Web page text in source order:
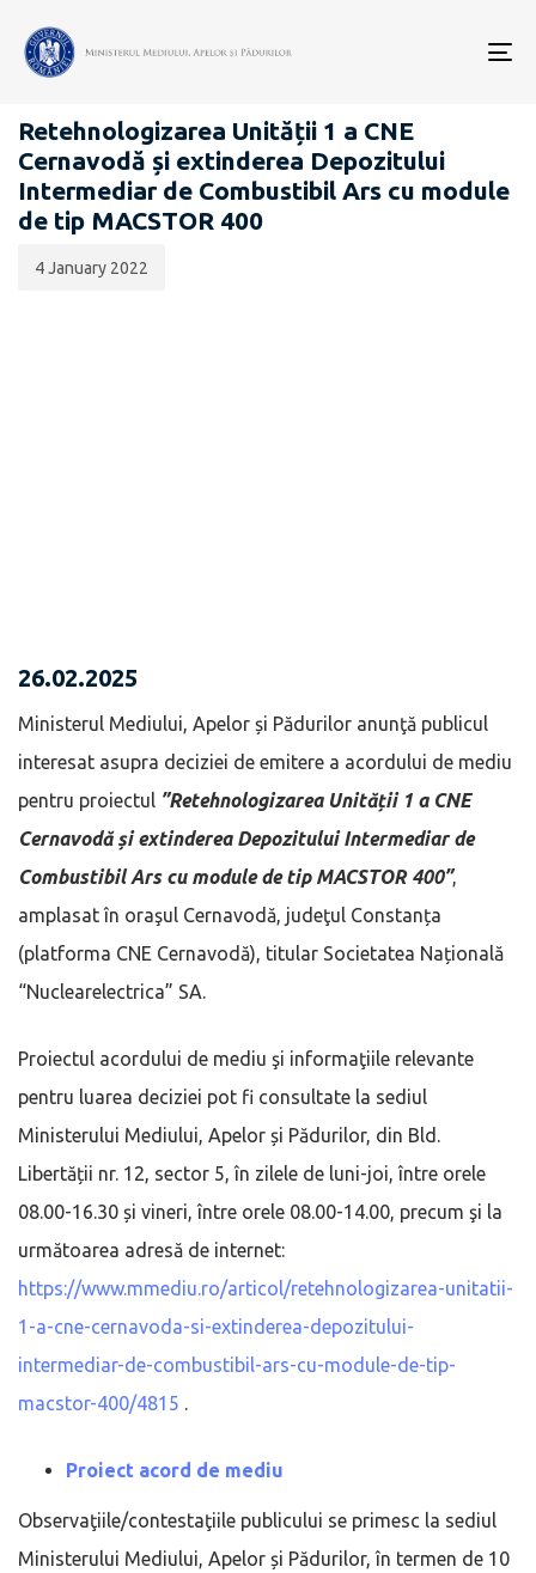
CENTRALA NUCLEARĂ CERNAVODĂ
Retehnologizarea Unității 1 a CNE
Cernavodă și extinderea Depozitului
Intermediar de Combustibil Ars cu module
de tip MACSTOR 400
publicării:
4 January 2022
26.02.2025
Ministerul Mediului, Apelor și Pădurilor anunţă publicul
interesat asupra deciziei de emitere a acordului de mediu
pentru proiectul ”Retehnologizarea Unității 1 a CNE
Cernavodă și extinderea Depozitului Intermediar de
Combustibil Ars cu module de tip MACSTOR 400”,
amplasat în oraşul Cernavodă, judeţul Constanța
(platforma CNE Cernavodă), titular Societatea Națională
“Nuclearelectrica” SA.
Proiectul acordului de mediu şi informaţiile relevante
pentru luarea deciziei pot fi consultate la sediul
Ministerului Mediului, Apelor și Pădurilor, din Bld.
Libertății nr. 12, sector 5, în zilele de luni-joi, între orele
08.00-16.30 și vineri, între orele 08.00-14.00, precum şi la
următoarea adresă de internet:
https://www.mmediu.ro/articol/retehnologizarea-unitatii-
1-a-cne-cernavoda-si-extinderea-depozitului-
intermediar-de-combustibil-ars-cu-module-de-tip-
macstor-400/4815 .
Proiect acord de mediu
Observaţiile/contestaţiile publicului se primesc la sediul
Ministerului Mediului, Apelor și Pădurilor, în termen de 10